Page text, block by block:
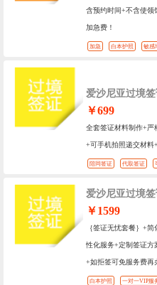
含预约时间+不含使领
加急费！
加急 白本护照 敏感
爱沙尼亚过境
￥699
全套签证材料制作+严
+可手机拍照递交材料
陪同签证 代取签证
爱沙尼亚过境签
￥1599
｛签证无忧套餐｝+
性化服务+定制签证方
+如拒签可免服务费再
白本护照 一对一VIP服